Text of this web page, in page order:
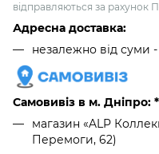
відправляються за рахунок
Адресна доставка:
незалежно від суми -
Самовивіз в м. Дніпро:
магазин «ALP
Перемоги, 62)